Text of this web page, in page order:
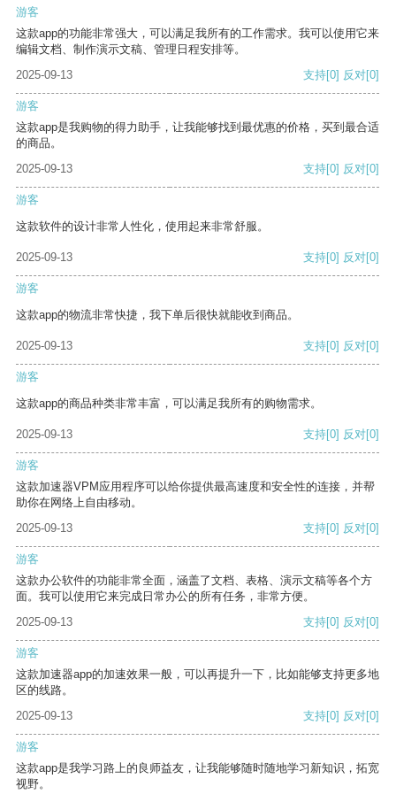
游客
这款app的功能非常强大，可以满足我所有的工作需求。我可以使用它来
编辑文档、制作演示文稿、管理日程安排等。
2025-09-13
支持[0] 反对[0]
游客
这款app是我购物的得力助手，让我能够找到最优惠的价格，买到最合适
的商品。
2025-09-13
支持[0] 反对[0]
游客
这款软件的设计非常人性化，使用起来非常舒服。
2025-09-13 支持[0] 反对[0]
游客
这款app的物流非常快捷，我下单后很快就能收到商品。
2025-09-13 支持[0] 反对[0]
游客
这款app的商品种类非常丰富，可以满足我所有的购物需求。
2025-09-13 支持[0] 反对[0]
游客
这款加速器VPM应用程序可以给你提供最高速度和安全性的连接，并帮
助你在网络上自由移动。
2025-09-13
支持[0] 反对[0]
游客
这款办公软件的功能非常全面，涵盖了文档、表格、演示文稿等各个方
面。我可以使用它来完成日常办公的所有任务，非常方便。
2025-09-13
支持[0] 反对[0]
游客
这款加速器app的加速效果一般，可以再提升一下，比如能够支持更多地
区的线路。
2025-09-13
支持[0] 反对[0]
游客
这款app是我学习路上的良师益友，让我能够随时随地学习新知识，拓宽
视野。